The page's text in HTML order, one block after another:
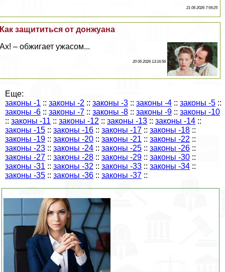
21 06 2026 7:59:25
Как защититься от донжуана
Ах! – обжигает ужасом...
20 06 2026 13:16:56
Еще:
законы -1 :: законы -2 :: законы -3 :: законы -4 :: законы -5 ::
законы -6 :: законы -7 :: законы -8 :: законы -9 :: законы -10
:: законы -11 :: законы -12 :: законы -13 :: законы -14 ::
законы -15 :: законы -16 :: законы -17 :: законы -18 ::
законы -19 :: законы -20 :: законы -21 :: законы -22 ::
законы -23 :: законы -24 :: законы -25 :: законы -26 ::
законы -27 :: законы -28 :: законы -29 :: законы -30 ::
законы -31 :: законы -32 :: законы -33 :: законы -34 ::
законы -35 :: законы -36 :: законы -37 ::